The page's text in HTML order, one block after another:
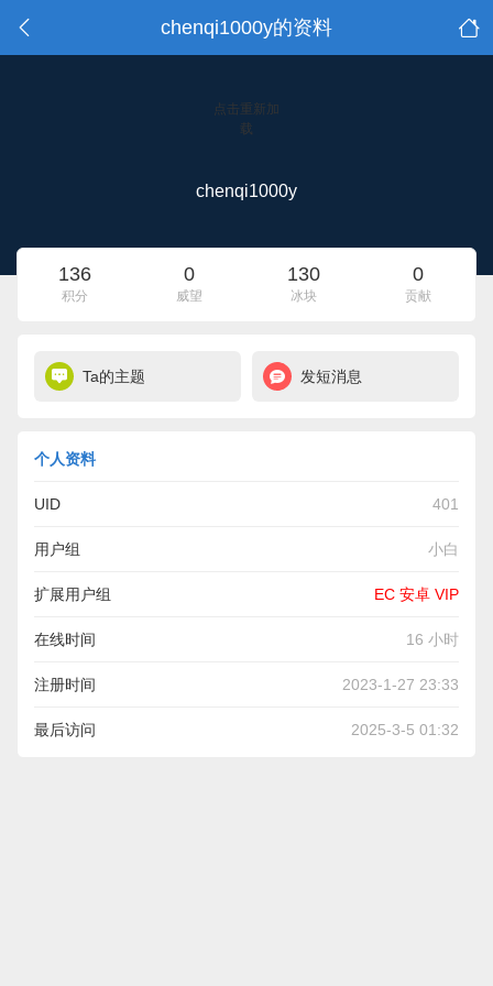
chenqi1000y的资料
点击重新加
载
chenqi1000y
136
积分
0
威望
130
冰块
0
贡献
Ta的主题 发短消息
个人资料
UID 401
用户组 小白
扩展用户组 EC 安卓 VIP
在线时间 16 小时
注册时间 2023-1-27 23:33
最后访问 2025-3-5 01:32